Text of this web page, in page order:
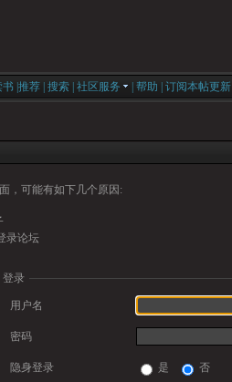
书 推荐 搜索 社区服务 帮助 订阅本帖更新
，可能有如下几个原因:
录论坛
登录
用户名
密码
隐身登录 是 否